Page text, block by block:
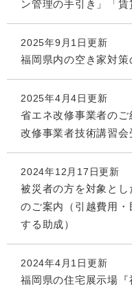
ン管理の手引き」「賃
2025年9月1日更新
福岡県内の空き家対策
2025年4月4日更新
省エネ改修事業者の
改修事業者技術講習会
2024年12月17日更新
被災者の方を対象と
のご案内（引越費用
する助成）
2024年4月1日更新
福岡県の住宅展示場